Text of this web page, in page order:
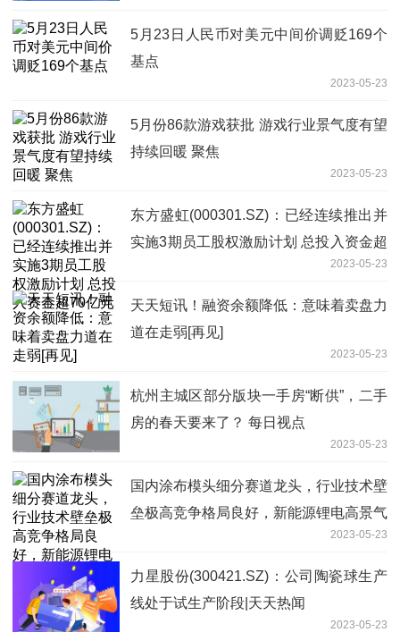
5月23日人民币对美元中间价调贬169个
基点
2023-05-23
5月份86款游戏获批 游戏行业景气度有望
持续回暖 聚焦
2023-05-23
东方盛虹(000301.SZ)：已经连续推出并
实施3期员工股权激励计划 总投入资金超
2023-05-23
天天短讯！融资余额降低：意味着卖盘力
道在走弱[再见]
2023-05-23
杭州主城区部分版块一手房“断供”，二手
房的春天要来了？ 每日视点
2023-05-23
国内涂布模头细分赛道龙头，行业技术壁
垒极高竞争格局良好，新能源锂电高景气
驱动业绩持续高增长，燃料电池及钙钛矿
电池等业务将开拓第二成长曲线——5月
23日研报挖矿-每日播报
2023-05-23
力星股份(300421.SZ)：公司陶瓷球生产
线处于试生产阶段|天天热闻
2023-05-23